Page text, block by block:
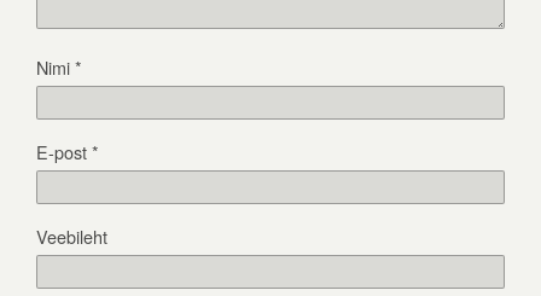
Nimi*
E-post*
Veebileht